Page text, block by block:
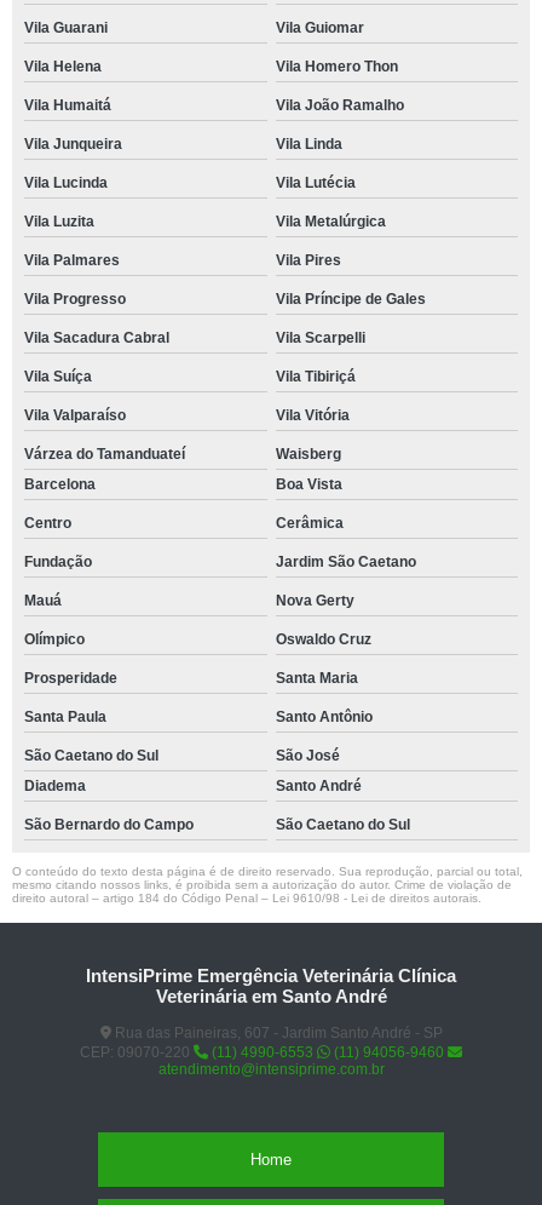
Vila Guarani Vila Guiomar
Vila Helena Vila Homero Thon
Vila Humaitá Vila João Ramalho
Vila Junqueira Vila Linda
Vila Lucinda Vila Lutécia
Vila Luzita Vila Metalúrgica
Vila Palmares Vila Pires
Vila Progresso Vila Príncipe de Gales
Vila Sacadura Cabral Vila Scarpelli
Vila Suíça Vila Tibiriçá
Vila Valparaíso Vila Vitória
Várzea do Tamanduateí
Waisberg
Barcelona
Boa Vista
Centro Cerâmica
Fundação Jardim São Caetano
Mauá Nova Gerty
Olímpico Oswaldo Cruz
Prosperidade Santa Maria
Santa Paula Santo Antônio
São Caetano do Sul
São José
Diadema
Santo André
São Bernardo do Campo São Caetano do Sul
O conteúdo do texto desta página é de direito reservado. Sua reprodução, parcial ou total,
mesmo citando nossos links, é proibida sem a autorização do autor. Crime de violação de
direito autoral – artigo 184 do Código Penal – Lei 9610/98 - Lei de direitos autorais
IntensiPrime Emergência Veterinária Clínica
Veterinária em Santo André
Rua das Paineiras, 607 - Jardim Santo André - SP
CEP: 09070-220
(11) 4990-6553
(11) 94056-9460
atendimento@intensiprime.com.br
Home